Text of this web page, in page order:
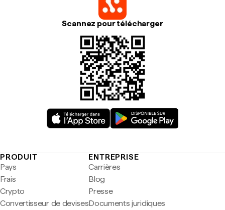
Scannez pour télécharger
PRODUIT
Pays
Frais
Crypto
Convertisseur de devises
ENTREPRISE
Carrières
Blog
Presse
Documents juridiques